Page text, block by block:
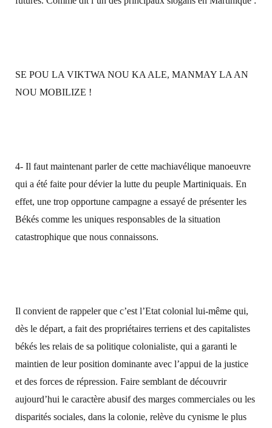
SE POU LA VIKTWA NOU KA ALE, MANMAY LA AN
NOU MOBILIZE !
4- Il faut maintenant parler de cette machiavélique manoeuvre
qui a été faite pour dévier la lutte du peuple Martiniquais. En
effet, une trop opportune campagne a essayé de présenter les
Békés comme les uniques responsables de la situation
catastrophique que nous connaissons.
Il convient de rappeler que c’est l’Etat colonial lui-même qui,
dès le départ, a fait des propriétaires terriens et des capitalistes
békés les relais de sa politique colonialiste, qui a garanti le
maintien de leur position dominante avec l’appui de la justice
et des forces de répression. Faire semblant de découvrir
aujourd’hui le caractère abusif des marges commerciales ou les
disparités sociales, dans la colonie, relève du cynisme le plus